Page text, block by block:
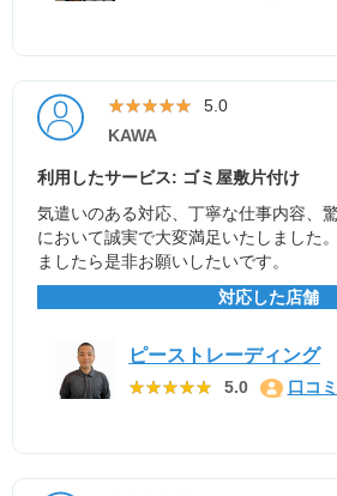
★★★★★
★★★★★ 5.0
KAWA
利用したサービス: ゴミ屋敷片付け
気遣いのある対応、丁寧な仕事内容、
において誠実で大変満足いたしました
ましたら是非お願いしたいです。
対応した店舗
ピーストレーディング
★★★★★
★★★★★ 5.0 口コミ